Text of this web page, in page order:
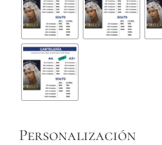
Personalización